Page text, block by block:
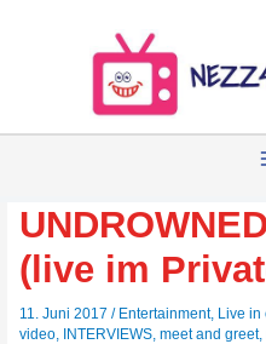
(live im
11. Juni 2017/ Entertainment, Live in
video, INTERVIEWS,meet and greet,